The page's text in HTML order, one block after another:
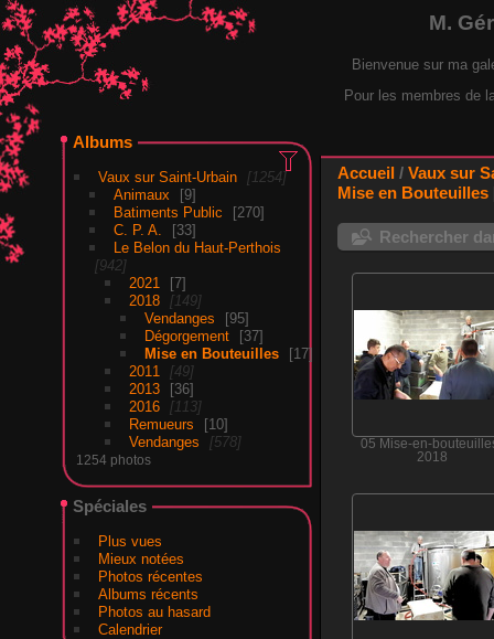
M.
Bienvenue sur ma
Pour les membres de
Albums
Vaux sur Saint-Urbain
1254
Animaux
9
Batiments Public
270
C. P. A.
33
Le Belon du Haut-Perthois
942
2021
7
2018
149
Vendanges
95
Dégorgement
37
Mise en Bouteuilles
17
2011
49
2013
36
2016
113
Remueurs
10
Vendanges
578
1254 photos
Spéciales
Plus vues
Mieux notées
Photos récentes
Albums récents
Photos au hasard
Calendrier
Accueil / Vaux sur
Mise en Bouteuilles
Rechercher
05 Mise-en-
2018